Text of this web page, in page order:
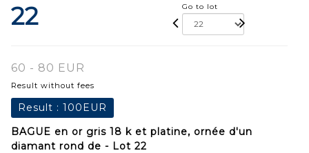
22 Go to lot
60 - 80 EUR
Result without fees
Result : 100EUR
BAGUE en or gris 18 k et platine, ornée d'un
diamant rond de - Lot 22